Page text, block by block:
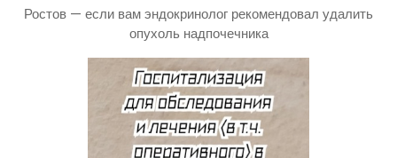
Ростов — если вам эндокринолог рекомендовал удалить
опухоль надпочечника